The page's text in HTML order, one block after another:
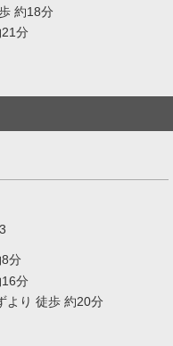
約18分
分
分
分
より 徒歩 約20分